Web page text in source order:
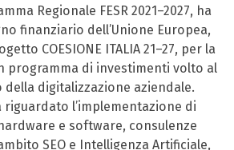
Regionale FESR 2021–2027, ha
finanziario dell’Unione Europea,
COESIONE ITALIA 21–27, per la
programma di investimenti volto al
della digitalizzazione aziendale.
riguardato l’implementazione di
e software, consulenze
SEO e Intelligenza Artificiale,